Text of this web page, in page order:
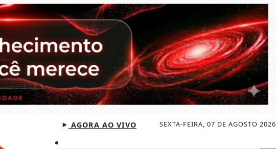
SEXTA-FEIRA, 07 DE AGOSTO 2026
AGORA AO VIVO